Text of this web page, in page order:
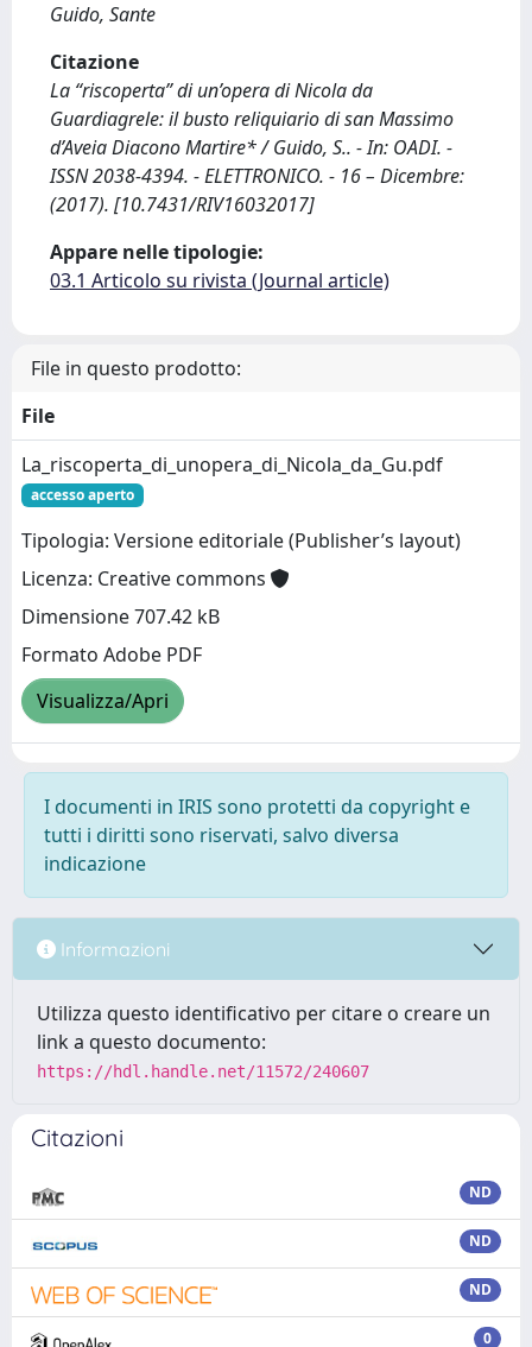
Guido, Sante
Citazione
La “riscoperta” di un’opera di Nicola da
Guardiagrele: il busto reliquiario di san Massimo
d’Aveia Diacono Martire* / Guido, S.. - In: OADI. -
ISSN 2038-4394. - ELETTRONICO. - 16 – Dicembre:
(2017). [10.7431/RIV16032017]
Appare nelle tipologie:
03.1 Articolo su rivista (Journal article)
File in questo prodotto:
File
La_riscoperta_di_unopera_di_Nicola_da_Gu.pdf
accesso aperto
Tipologia: Versione editoriale (Publisher’s layout)
Licenza: Creative commons
Dimensione 707.42 kB
Formato Adobe PDF
Visualizza/Apri
I documenti in IRIS sono protetti da copyright e
tutti i diritti sono riservati, salvo diversa
indicazione
Informazioni
Utilizza questo identificativo per citare o creare un
link a questo documento:
https://hdl.handle.net/11572/240607
Citazioni
ND
ND
ND
0